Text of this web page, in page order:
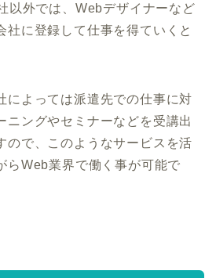
以外では、Webデザイナーなど
社に登録して仕事を得ていくと
によっては派遣先での仕事に対
ニングやセミナーなどを受講出
ので、このようなサービスを活
らWeb業界で働く事が可能で